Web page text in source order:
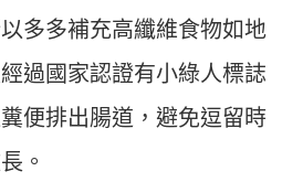
多多補充高纖維食物如地
過國家認證有小綠人標誌
便排出腸道，避免逗留時
。